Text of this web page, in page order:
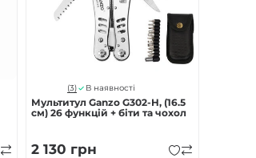
(3) В наявності
Мультитул Ganzo G302-H, (16.5
см) 26 функцій + біти та чохол
2 130 грн